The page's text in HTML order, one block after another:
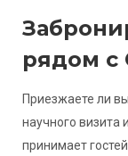
рядом с
Приезжаете ли
научного визита
принимает